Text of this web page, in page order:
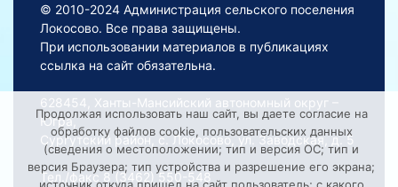
© 2010-2024 Администрация сельского поселения
Локосово. Все права защищены.
При использовании материалов в публикациях
ссылка на сайт обязательна.
628454, Ханты-Мансийский автономный округ –
Югра,
Сургутский район, с. Локосово, ул. Заводская, д. 5
Тел./факс 8 (3462) 550-548
Продолжая использовать наш сайт, вы даете согласие на
обработку файлов cookie, пользовательских данных
(сведения о местоположении; тип и версия ОС; тип и
версия Браузера; тип устройства и разрешение его экрана;